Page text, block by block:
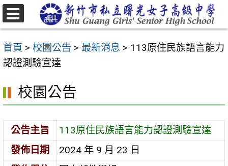
跳
至
要
內
區
首頁 > 校園公告 > 最新消息 > 113原住民族語言能力
認證測驗宣達
校園公告
公告主旨
113原住民族語言能力認證測驗宣達
發佈日期
2024 年 9 月 23 日
選
單